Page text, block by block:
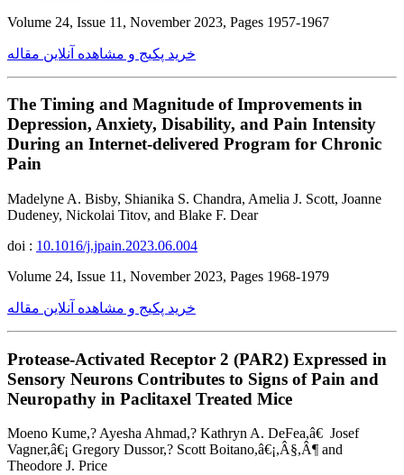
Volume 24, Issue 11, November 2023, Pages 1957-1967
خرید پکیج و مشاهده آنلاین مقاله
The Timing and Magnitude of Improvements in
Depression, Anxiety, Disability, and Pain Intensity
During an Internet-delivered Program for Chronic
Pain
Madelyne A. Bisby, Shianika S. Chandra, Amelia J. Scott, Joanne
Dudeney, Nickolai Titov, and Blake F. Dear
doi : 10.1016/j.jpain.2023.06.004
Volume 24, Issue 11, November 2023, Pages 1968-1979
خرید پکیج و مشاهده آنلاین مقاله
Protease-Activated Receptor 2 (PAR2) Expressed in
Sensory Neurons Contributes to Signs of Pain and
Neuropathy in Paclitaxel Treated Mice
Moeno Kume,? Ayesha Ahmad,? Kathryn A. DeFea,â€ Josef
Vagner,â€¡ Gregory Dussor,? Scott Boitano,â€¡,Â§,Â¶ and
Theodore J. Price